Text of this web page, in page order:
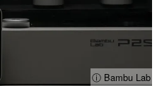
ⓘ Bambu Lab